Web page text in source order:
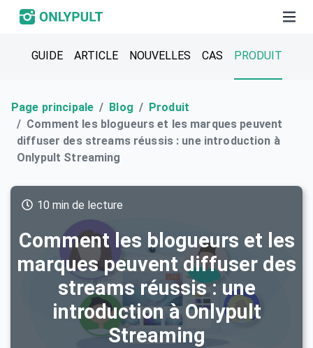
GUIDE ARTICLE NOUVELLES CAS PRODUIT
Page principale Blog
Produit
Comment les blogueurs et les marques peuvent
diffuser des streams réussis : une introduction à
Onlypult Streaming
Comment les blogueurs et les
marques peuvent diffuser des
streams réussis : une
introduction à Onlypult
Streaming
10 min de lecture